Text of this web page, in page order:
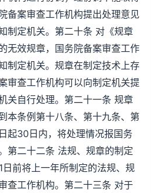
备案审查工作机构提出处理意见
制定机关。第二十条 对《规章
无效规章，国务院备案审查工作
制定机关。规章在制定技术上存
审查工作机构可以向制定机关提
关自行处理。第二十一条 规章
本条例第十八条、第十九条、第
起30日内，将处理情况报国务
第二十二条 法规、规章的制定
前将上一年所制定的法规、规
查工作机构。第二十三条 对于